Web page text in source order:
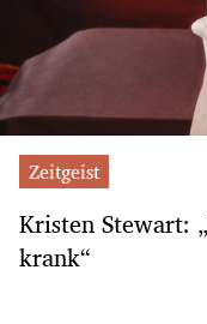
Zeitgeist
Kristen Stewart:
krank“